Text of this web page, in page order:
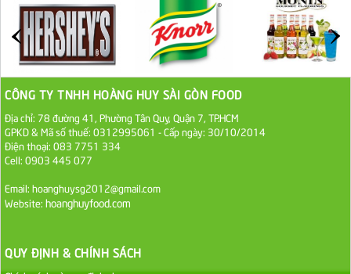
27.000 VND
Đường cát trắng An Khê bao 50kg
36.000 VND
CÔNG TY TNHH HOÀNG HUY SÀI GÒN FOOD
Địa chỉ: 78 đường 41, Phường Tân Quy, Quận 7, TP.HCM
GPKD & Mã số thuế: 0312995061 - Cấp ngày: 30/10/2014
Điện thoại: 083 7751 334
Cell: 0903 445 077
Email: hoanghuysg2012@gmail.com
Website: hoanghuyfood.com
QUY ĐỊNH & CHÍNH SÁCH